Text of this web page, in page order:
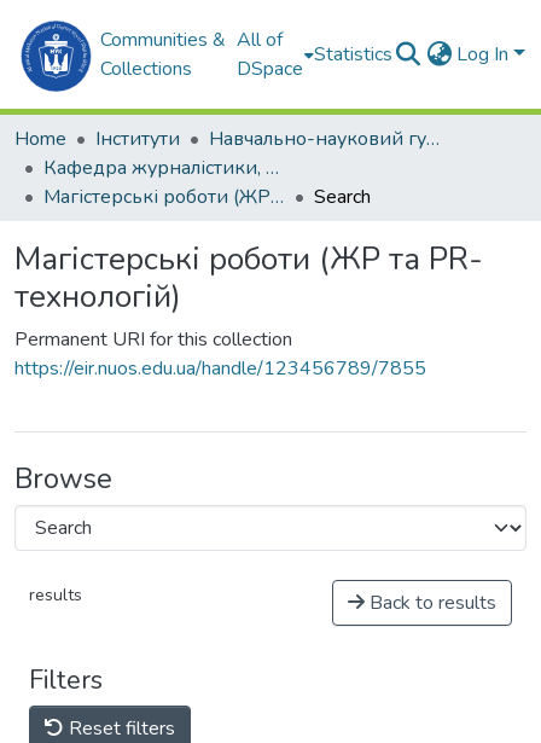
Communities &
Collections
All of
DSpace
Statistics Log In
Home Інститути
Навчально-науковий гуманітарний інститут (ННГІ)
Кафедра журналістики, реклами та PR-технологій
Магістерські роботи (ЖР та PR-технологій)
Search
Магістерські роботи (ЖР та PR-
технологій)
Permanent URI for this collection
https://eir.nuos.edu.ua/handle/123456789/7855
Browse
results Back to results
Filters
Reset filters